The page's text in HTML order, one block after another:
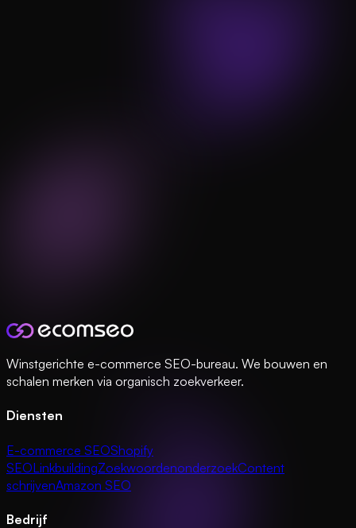
Winstgerichte e-commerce SEO-bureau. We bouwen en
schalen merken via organisch zoekverkeer.
Diensten
E-commerce SEOShopify
SEOLinkbuildingZoekwoordenonderzoekContent
schrijvenAmazon SEO
Bedrijf